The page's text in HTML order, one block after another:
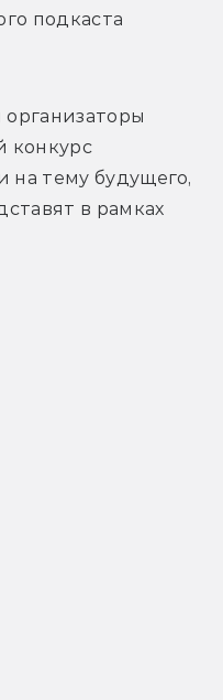
подкаста
конкурс
тему будущего,
в рамках